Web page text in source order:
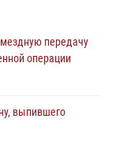
избирательных
передачу
операции
выпившего